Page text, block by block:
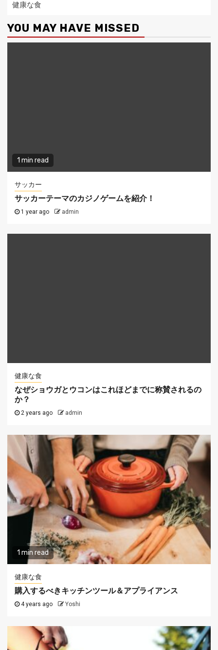
健康な食
YOU MAY HAVE MISSED
1 min read
サッカー
サッカーテーマのカジノゲームを紹介！
1 year ago admin
健康な食
なぜショウガとウコンはこれほどまでに称賛されるの
か？
2 years ago admin
1 min read
健康な食
購入するべきキッチンツール＆アプライアンス
4 years ago Yoshi